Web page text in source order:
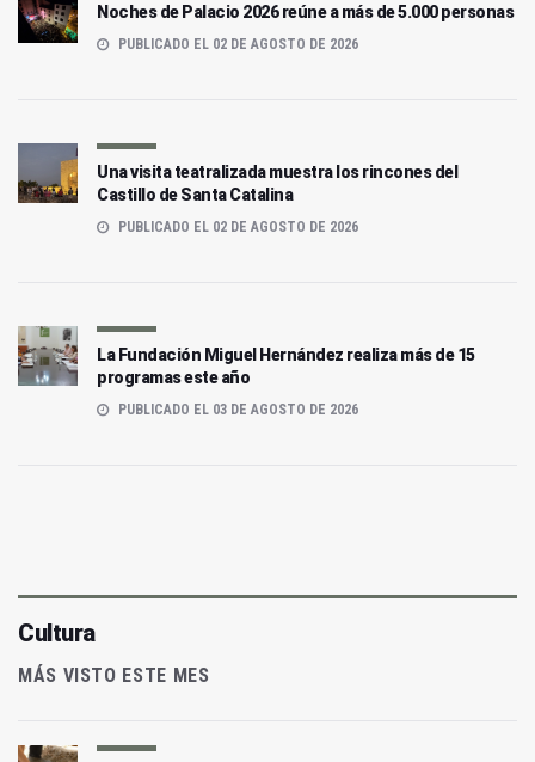
Noches de Palacio 2026 reúne a más de 5.000 personas
PUBLICADO EL 02 DE AGOSTO DE 2026
Una visita teatralizada muestra los rincones del
Castillo de Santa Catalina
PUBLICADO EL 02 DE AGOSTO DE 2026
La Fundación Miguel Hernández realiza más de 15
programas este año
PUBLICADO EL 03 DE AGOSTO DE 2026
Cultura
MÁS VISTO ESTE MES